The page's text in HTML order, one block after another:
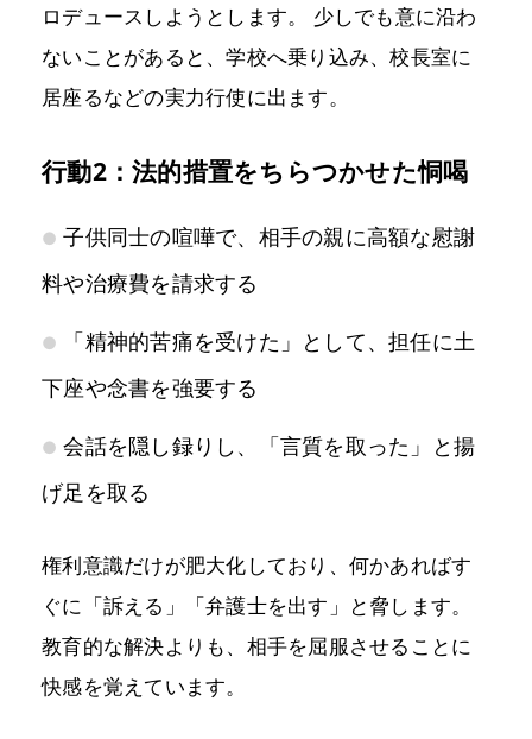
ロデュースしようとします。 少しでも意に沿わ
ないことがあると、学校へ乗り込み、校長室に
居座るなどの実力行使に出ます。
行動2：法的措置をちらつかせた恫喝
子供同士の喧嘩で、相手の親に高額な慰謝
料や治療費を請求する
「精神的苦痛を受けた」として、担任に土
下座や念書を強要する
会話を隠し録りし、「言質を取った」と揚
げ足を取る
権利意識だけが肥大化しており、何かあればす
ぐに「訴える」「弁護士を出す」と脅します。
教育的な解決よりも、相手を屈服させることに
快感を覚えています。